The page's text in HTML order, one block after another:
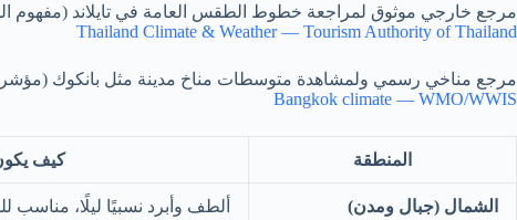
مرجع خارجي موثوق لمراجعة خطوط الطقس العامة في تايلاند (مفهوم
Thailand Climate & Weather — Tourism Authority of Thailand
مرجع مناخي رسمي ولمشاهدة متوسطات مناخ مدينة مثل بانكوك (مؤشر
Bangkok climate — WMO/WWIS
المنطقة كيف
الشمال (جبال ومدن) ألطف وأبرد نسبيًا ليلًا، مناسب